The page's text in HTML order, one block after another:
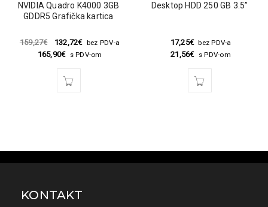
NVIDIA Quadro K4000 3GB
GDDR5 Grafička kartica
159,27€ 132,72€ bez PDV-a
165,90€ s PDV-om
Desktop HDD 250 GB 3.5”
17,25€ bez PDV-a
21,56€ s PDV-om
KONTAKT